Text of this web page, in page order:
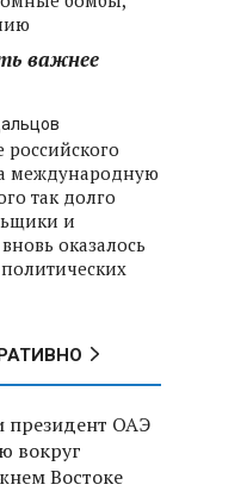
важнее
международную
так долго
и
оказалось
ОАЭ
вокруг
Востоке